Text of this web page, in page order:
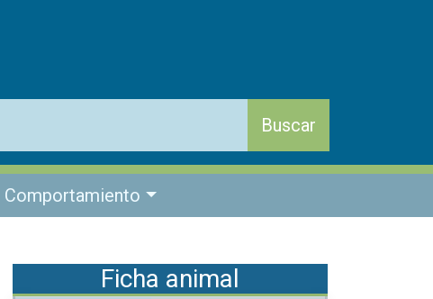
Comportamiento
Ficha animal